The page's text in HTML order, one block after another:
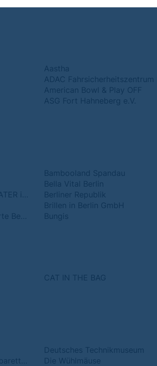
Aastha
American Bowl & Play OFF
ASG Fort Hahneberg e.V.
Bambooland Spandau
Bella Vital Berlin
Berliner Republik
Brillen in Berlin GmbH
Bungis
CAT IN THE BAG
Deutsches Technikmuseum
Die Wühlmäuse